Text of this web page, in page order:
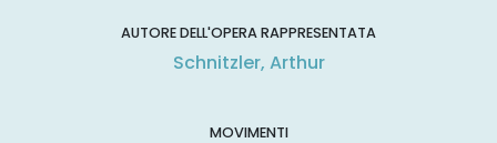
AUTORE DELL'OPERA RAPPRESENTATA
Schnitzler, Arthur
MOVIMENTI